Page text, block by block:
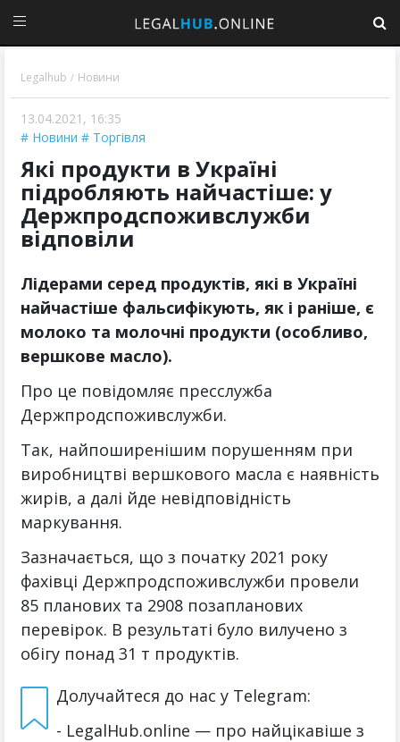
Legalhub / Новини
13.04.2021, 16:35
Новини
Торгівля
Які продукти в Україні
підробляють найчастіше: у
Держпродспоживслужби
відповіли
Лідерами серед продуктів, які в Україні
найчастіше фальсифікують, як і раніше, є
молоко та молочні продукти (особливо,
вершкове масло).
Про це повідомляє пресслужба
Держпродспоживслужби.
Так, найпоширенішим порушенням при
виробництві вершкового масла є наявність
жирів, а далі йде невідповідність
маркування.
Зазначається, що з початку 2021 року
фахівці Держпродспоживслужби провели
85 планових та 2908 позапланових
перевірок. В результаті було вилучено з
обігу понад 31 т продуктів.
Долучайтеся до нас у Telegram:
- LegalHub.online — про найцікавіше з